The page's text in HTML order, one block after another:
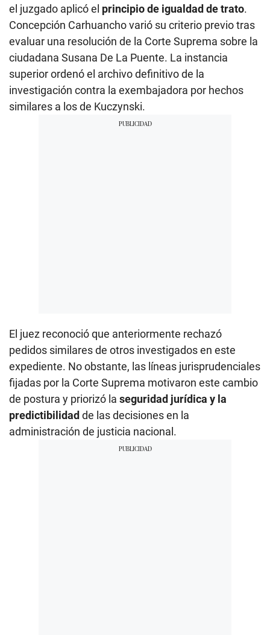
el juzgado aplicó el principio de igualdad de trato.
Concepción Carhuancho varió su criterio previo tras
evaluar una resolución de la Corte Suprema sobre la
ciudadana Susana De La Puente. La instancia
superior ordenó el archivo definitivo de la
investigación contra la exembajadora por hechos
similares a los de Kuczynski.
El juez reconoció que anteriormente rechazó
pedidos similares de otros investigados en este
expediente. No obstante, las líneas jurisprudenciales
fijadas por la Corte Suprema motivaron este cambio
de postura y priorizó la seguridad jurídica y la
predictibilidad de las decisiones en la
administración de justicia nacional.